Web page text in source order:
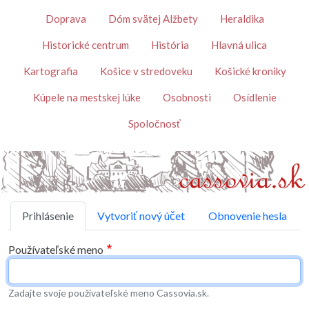
TémyDoprava Dóm svätej Alžbety Heraldika
Historické centrum História Hlavná ulica
Kartografia Košice v stredoveku Košické kroniky
Kúpele na mestskej lúke Osobnosti Osídlenie
Spoločnosť
Primárne karty
Prihlásenie Vytvoriť nový účet Obnovenie hesla
Používateľské meno
Zadajte svoje používateľské meno Cassovia.sk.